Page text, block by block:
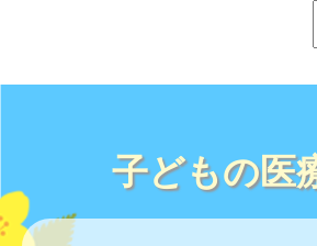
子どもの医